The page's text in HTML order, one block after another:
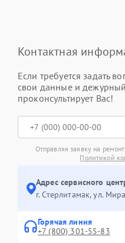
Контактная
Если требуется задать
свои данные и
проконсультирует Вас!
Отправляя заявку на
Политикой
Адрес сервисного
г. Стерлитамак, ул.
Горячая линия
+7 (800) 301-55-83